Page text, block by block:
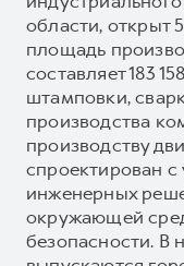
области, открыт
площадь
составляет 183
штамповки,
производства
производству
спроектирован
инженерных
окружающей
безопасности. В